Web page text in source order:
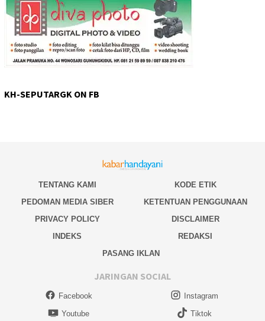
KH-SEPUTARGK ON FB
TENTANG KAMI
KODE ETIK
PEDOMAN MEDIA SIBER
KETENTUAN PENGGUNAAN
PRIVACY POLICY
DISCLAIMER
INDEKS
REDAKSI
PASANG IKLAN
JARINGAN SOCIAL
Facebook
Instagram
Youtube
Tiktok